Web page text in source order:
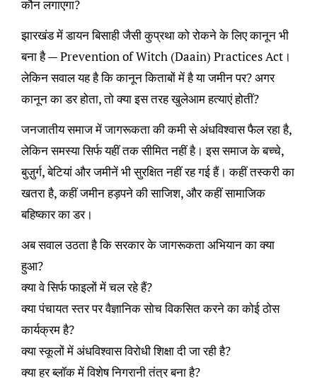
कौन लगाएगा?
झारखंड में डायन बिसाही जैसी कुप्रथा को रोकने के लिए कानून भी
बना है — Prevention of Witch (Daain) Practices Act।
लेकिन सवाल यह है कि कानून किताबों में है या जमीन पर? अगर
कानून का डर होता, तो क्या इस तरह खुलेआम हत्याएं होतीं?
जनजातीय समाज में जागरूकता की कमी से अंधविश्वास फैल रहा है,
लेकिन समस्या सिर्फ यहीं तक सीमित नहीं है। इस समाज के बच्चे,
बुज़ुर्ग, बेटियां और जमीनें भी सुरक्षित नहीं रह गई हैं। कहीं तस्करी का
खतरा है, कहीं जमीन हड़पने की साजिश, और कहीं सामाजिक
बहिष्कार का डर।
अब सवाल उठता है कि सरकार के जागरूकता अभियान का क्या
हुआ?
क्या वे सिर्फ फाइलों में चल रहे हैं?
क्या पंचायत स्तर पर वैज्ञानिक सोच विकसित करने का कोई ठोस
कार्यक्रम है?
क्या स्कूलों में अंधविश्वास विरोधी शिक्षा दी जा रही है?
क्या हर ब्लॉक में विशेष निगरानी तंत्र बना है?